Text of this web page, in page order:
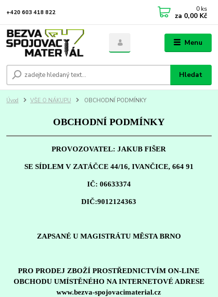
Menu
Hledat
+420 603 418 822 0 ks
za 0,00 Kč
Úvod VŠE O NÁKUPU OBCHODNÍ PODMÍNKY
OBCHODNÍ PODMÍNKY
PROVOZOVATEL: JAKUB FIŠER
SE SÍDLEM V ZATÁČCE 44/16, IVANČICE, 664 91
IČ: 06633374
DIČ:9012124363
ZAPSANÉ U MAGISTRÁTU MĚSTA BRNO
PRO PRODEJ ZBOŽÍ PROSTŘEDNICTVÍM ON-LINE
OBCHODU UMÍSTĚNÉHO NA INTERNETOVÉ ADRESE
www.bezva-spojovacimaterial.cz